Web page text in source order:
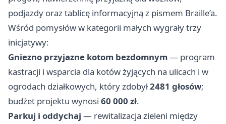
podjazdy oraz tablicę informacyjną z pismem Braille’a.
Wśród pomysłów w kategorii małych wygrały trzy
inicjatywy:
Gniezno przyjazne kotom bezdomnym— program
kastracji i wsparcia dla kotów żyjących na ulicach i w
ogrodach działkowych, który zdobył2481 głosów;
budżet projektu wynosi 60 000 zł.
Parkuj i oddychaj — rewitalizacja zieleni między